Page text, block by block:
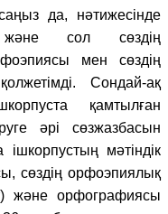
да, нәтижесінде
және сол сөздің
мен сөздің
Сондай-ақ
қамтылған
әрі сөзжазбасын
мәтіндік
сөздің орфоэпиялық
және орфографиясы